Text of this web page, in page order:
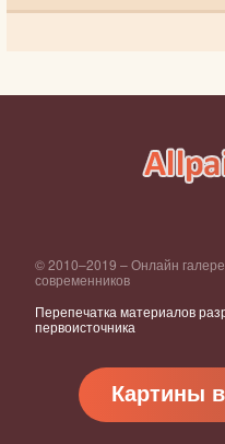
© 2010–2019 – Онлайн
современников
Перепечатка материалов
первоисточника
Картины